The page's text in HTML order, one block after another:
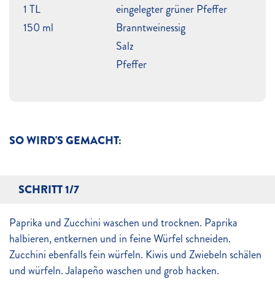
SO WIRD'S GEMACHT:
SCHRITT 1/7
Paprika und Zucchini waschen und trocknen. Paprika
halbieren, entkernen und in feine Würfel schneiden.
Zucchini ebenfalls fein würfeln. Kiwis und Zwiebeln schälen
und würfeln. Jalapeño waschen und grob hacken.
1 TL
eingelegter grüner Pfeffer
150 ml
Branntweinessig
Salz
Pfeffer